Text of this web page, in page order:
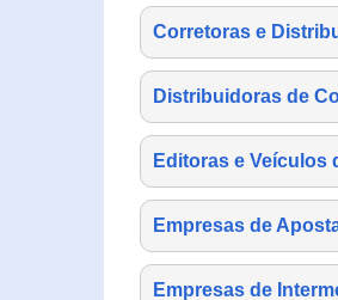
Corretoras e
Distribuidoras de
Editoras e Veículos
Empresas de
Empresas de